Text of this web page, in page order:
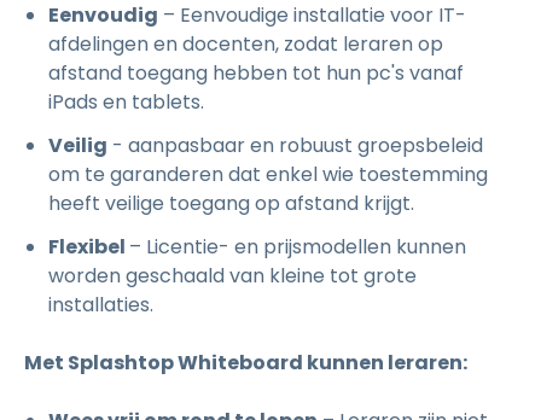
Eenvoudig – Eenvoudige installatie voor IT-
afdelingen en docenten, zodat leraren op
afstand toegang hebben tot hun pc's vanaf
iPads en tablets.
Veilig - aanpasbaar en robuust groepsbeleid
om te garanderen dat enkel wie toestemming
heeft veilige toegang op afstand krijgt.
Flexibel – Licentie- en prijsmodellen kunnen
worden geschaald van kleine tot grote
installaties.
Met Splashtop Whiteboard kunnen leraren: